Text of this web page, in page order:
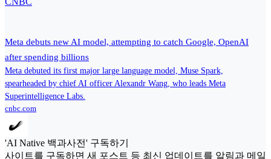
Meta debuts new AI model, attempting to catch Google, OpenAI
after spending billions
Meta debuted its first major large language model, Muse Spark,
spearheaded by chief AI officer Alexandr Wang, who leads Meta
Superintelligence Labs.
cnbc.com
'AI Native 백과사전' 구독하기
사이트를 구독하면 새 포스트 등 최신 업데이트를 알림과 메일